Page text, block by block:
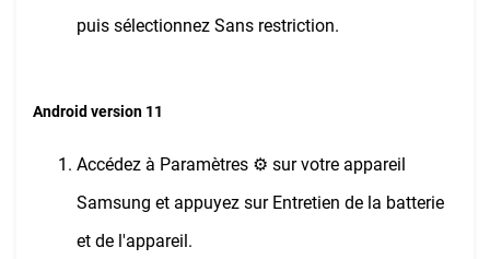
puis sélectionnez Sans restriction.
Android version 11
Accédez à Paramètres ⚙︎ sur votre appareil
Samsung et appuyez sur Entretien de la batterie
et de l'appareil.